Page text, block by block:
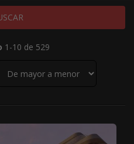
1-10 de 529